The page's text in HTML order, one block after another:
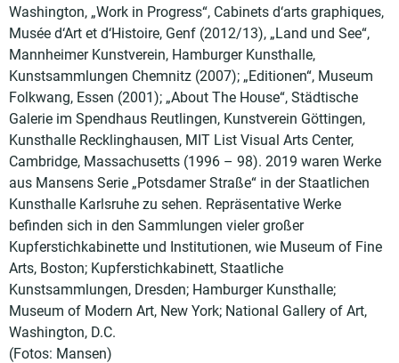
Washington, „Work in Progress“, Cabinets d‘arts graphiques,
Musée d‘Art et d‘Histoire, Genf (2012/13), „Land und See“,
Mannheimer Kunstverein, Hamburger Kunsthalle,
Kunstsammlungen Chemnitz (2007); „Editionen“, Museum
Folkwang, Essen (2001); „About The House“, Städtische
Galerie im Spendhaus Reutlingen, Kunstverein Göttingen,
Kunsthalle Recklinghausen, MIT List Visual Arts Center,
Cambridge, Massachusetts (1996 – 98). 2019 waren Werke
aus Mansens Serie „Potsdamer Straße“ in der Staatlichen
Kunsthalle Karlsruhe zu sehen. Repräsentative Werke
befinden sich in den Sammlungen vieler großer
Kupferstichkabinette und Institutionen, wie Museum of Fine
Arts, Boston; Kupferstichkabinett, Staatliche
Kunstsammlungen, Dresden; Hamburger Kunsthalle;
Museum of Modern Art, New York; National Gallery of Art,
Washington, D.C.
(Fotos: Mansen)